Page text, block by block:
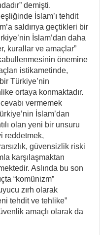
demişti.
İslam’ı tehdit
saldırıya geçtikleri bir
İslam’dan daha
kurallar ve amaçlar”
önemine
istikametinde,
Türkiye’nin
ortaya konmaktadır.
vermemek
İslam’dan
olan yeni bir unsuru
reddetmek,
güvensizlik riski
karşılaşmaktan
Aslında bu son
“komünizm”
zırh olarak
tehdit ve tehlike”
amaçlı olarak da